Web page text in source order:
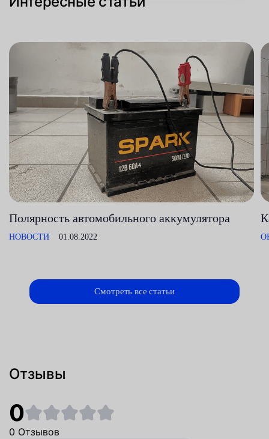
Полярность автомобильного аккумулятора
НОВОСТИ 01.08.2022
Смотреть все статьи
Отзывы
0
0 Отзывов